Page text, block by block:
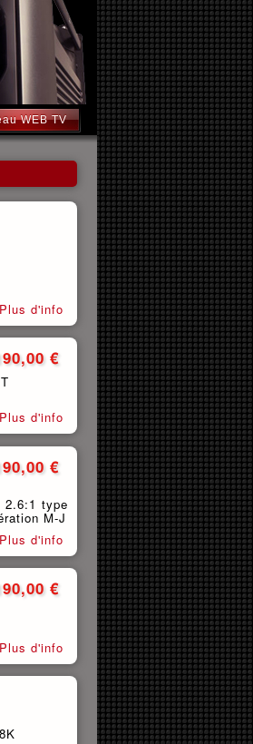
WEB TV
Plus d'info
€
Plus d'info
€
type
M-J
Plus d'info
€
Plus d'info